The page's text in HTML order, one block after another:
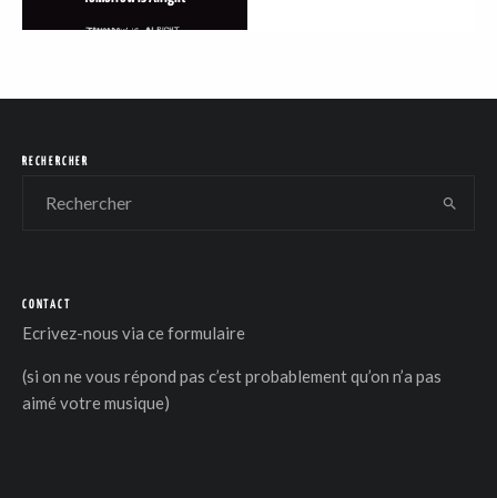
RECHERCHER
CONTACT
Ecrivez-nous via ce formulaire
(si on ne vous répond pas c’est probablement qu’on n’a pas
aimé votre musique)